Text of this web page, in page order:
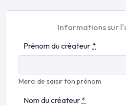
Informations sur
Prénom du créateur *
Merci de saisir ton prénom
Nom du créateur *